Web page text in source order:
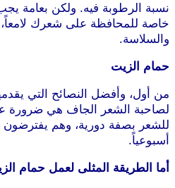
نسبة الرطوبة فيه. ولكن بعامة
خاصة للمحافظة على شعرك لامعاً،
والسلاسة.
حمام الزيت
من أول، وأفضل النصائح التي
لصاحبة الشعر الجاف هي ضرورة
للشعر بصفة دورية، وهم
أسبوعياً.
أما الطريقة المثلى لعمل حمام